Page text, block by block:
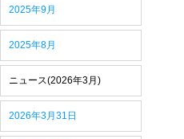
2025年9月
2025年8月
ニュース(2026年3月)
2026年3月31日